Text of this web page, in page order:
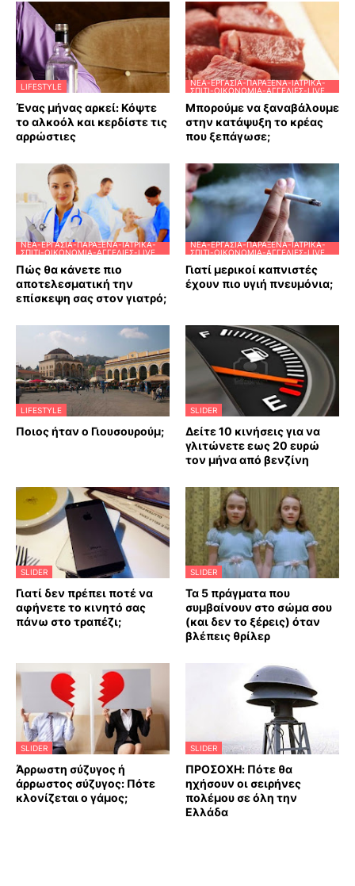
LIFESTYLE
Ένας μήνας αρκεί: Κόψτε
το αλκοόλ και κερδίστε τις
αρρώστιες
ΝΈΑ-ΕΡΓΑΣΊΑ-ΠΑΡΆΞΕΝΑ-ΙΑΤΡΙΚΆ-
ΣΠΊΤΙ-ΟΙΚΟΝΟΜΊΑ-ΑΓΓΕΛΊΕΣ-LIVE
Μπορούμε να ξαναβάλουμε
στην κατάψυξη το κρέας
που ξεπάγωσε;
ΝΈΑ-ΕΡΓΑΣΊΑ-ΠΑΡΆΞΕΝΑ-ΙΑΤΡΙΚΆ-
ΣΠΊΤΙ-ΟΙΚΟΝΟΜΊΑ-ΑΓΓΕΛΊΕΣ-LIVE
Πώς θα κάνετε πιο
αποτελεσματική την
επίσκεψη σας στον γιατρό;
ΝΈΑ-ΕΡΓΑΣΊΑ-ΠΑΡΆΞΕΝΑ-ΙΑΤΡΙΚΆ-
ΣΠΊΤΙ-ΟΙΚΟΝΟΜΊΑ-ΑΓΓΕΛΊΕΣ-LIVE
Γιατί μερικοί καπνιστές
έχουν πιο υγιή πνευμόνια;
LIFESTYLE
Ποιος ήταν ο Γιουσουρούμ;
SLIDER
Δείτε 10 κινήσεις για να
γλιτώνετε εως 20 ευρώ
τον μήνα από βενζίνη
SLIDER
Γιατί δεν πρέπει ποτέ να
αφήνετε το κινητό σας
πάνω στο τραπέζι;
SLIDER
Τα 5 πράγματα που
συμβαίνουν στο σώμα σου
(και δεν το ξέρεις) όταν
βλέπεις θρίλερ
SLIDER
Άρρωστη σύζυγος ή
άρρωστος σύζυγος: Πότε
κλονίζεται ο γάμος;
SLIDER
ΠΡΟΣΟΧΗ: Πότε θα
ηχήσουν οι σειρήνες
πολέμου σε όλη την
Ελλάδα